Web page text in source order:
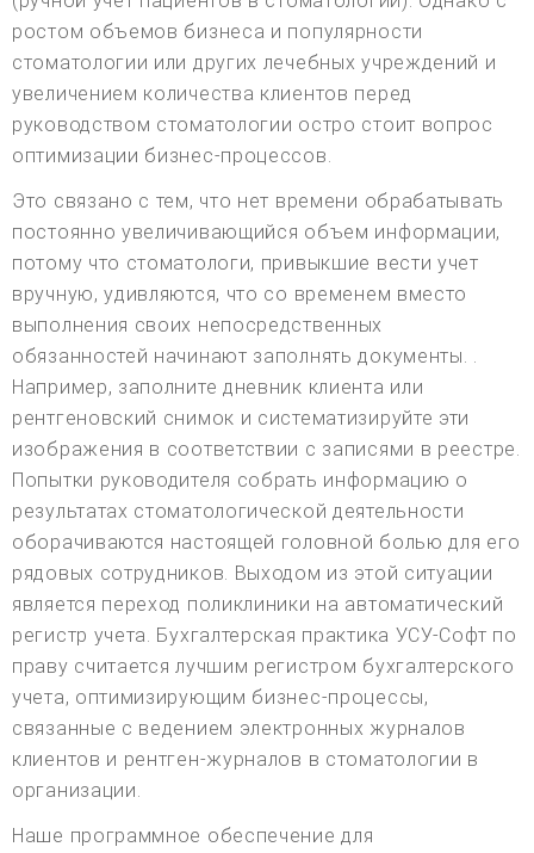
ростом объемов бизнеса и популярности
стоматологии или других лечебных учреждений и
увеличением количества клиентов перед
руководством стоматологии остро стоит вопрос
оптимизации бизнес-процессов.
Это связано с тем, что нет времени обрабатывать
постоянно увеличивающийся объем информации,
потому что стоматологи, привыкшие вести учет
вручную, удивляются, что со временем вместо
выполнения своих непосредственных
обязанностей начинают заполнять документы. .
Например, заполните дневник клиента или
рентгеновский снимок и систематизируйте эти
изображения в соответствии с записями в реестре.
Попытки руководителя собрать информацию о
результатах стоматологической деятельности
оборачиваются настоящей головной болью для его
рядовых сотрудников. Выходом из этой ситуации
является переход поликлиники на автоматический
регистр учета. Бухгалтерская практика УСУ-Софт по
праву считается лучшим регистром бухгалтерского
учета, оптимизирующим бизнес-процессы,
связанные с ведением электронных журналов
клиентов и рентген-журналов в стоматологии в
организации.
Наше программное обеспечение для